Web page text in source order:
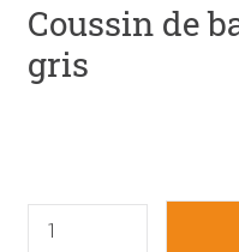
Coussin de
gris